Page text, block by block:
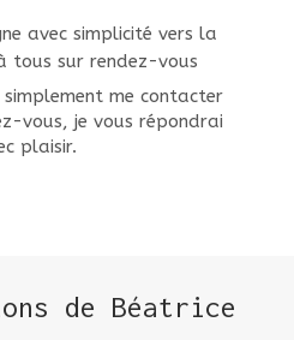
avec simplicité vers la
sur rendez-vous
me contacter
vous, je vous répondrai
plaisir.
de Béatrice